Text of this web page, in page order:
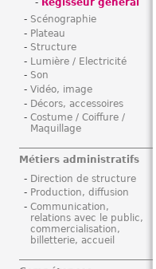
Régisseur général
Scénographie
Plateau
Structure
Lumière / Electricité
Son
Vidéo, image
Décors, accessoires
Costume / Coiffure /
Maquillage
Métiers administratifs
Direction de structure
Production, diffusion
Communication,
relations avec le public,
commercialisation,
billetterie, accueil